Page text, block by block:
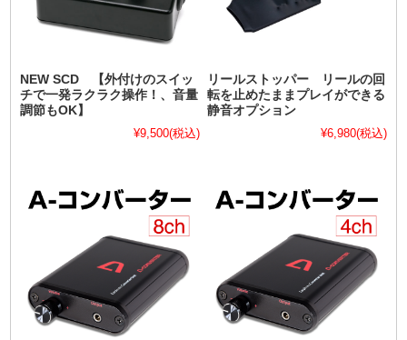
NEW SCD 【外付けのスイッ
チで一発ラクラク操作！、音量
調節もOK】
¥9,500(税込)
リールストッパー リールの回
転を止めたままプレイができる
静音オプション
¥6,980(税込)